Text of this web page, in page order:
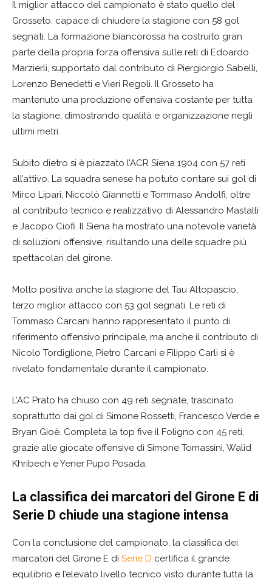
Il miglior attacco del campionato è stato quello del
Grosseto, capace di chiudere la stagione con 58 gol
segnati. La formazione biancorossa ha costruito gran
parte della propria forza offensiva sulle reti di Edoardo
Marzierli, supportato dal contributo di Piergiorgio Sabelli,
Lorenzo Benedetti e Vieri Regoli. Il Grosseto ha
mantenuto una produzione offensiva costante per tutta
la stagione, dimostrando qualità e organizzazione negli
ultimi metri.
Subito dietro si è piazzato l’ACR Siena 1904 con 57 reti
all’attivo. La squadra senese ha potuto contare sui gol di
Mirco Lipari, Niccolò Giannetti e Tommaso Andolfi, oltre
al contributo tecnico e realizzativo di Alessandro Mastalli
e Jacopo Ciofi. Il Siena ha mostrato una notevole varietà
di soluzioni offensive, risultando una delle squadre più
spettacolari del girone.
Molto positiva anche la stagione del Tau Altopascio,
terzo miglior attacco con 53 gol segnati. Le reti di
Tommaso Carcani hanno rappresentato il punto di
riferimento offensivo principale, ma anche il contributo di
Nicolo Tordiglione, Pietro Carcani e Filippo Carli si è
rivelato fondamentale durante il campionato.
L’AC Prato ha chiuso con 49 reti segnate, trascinato
soprattutto dai gol di Simone Rossetti, Francesco Verde e
Bryan Gioè. Completa la top five il Foligno con 45 reti,
grazie alle giocate offensive di Simone Tomassini, Walid
Khribech e Yener Pupo Posada.
La classifica dei marcatori del Girone E di
Serie D chiude una stagione intensa
Con la conclusione del campionato, la classifica dei
marcatori del Girone E di Serie D certifica il grande
equilibrio e l’elevato livello tecnico visto durante tutta la